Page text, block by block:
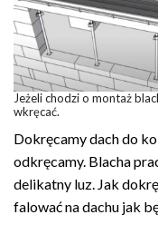
Jeżeli chodzi o montaż
wkręcać.
Dokręcamy dach do
odkręcamy. Blacha
delikatny luz. Jak
falować na dachu jak